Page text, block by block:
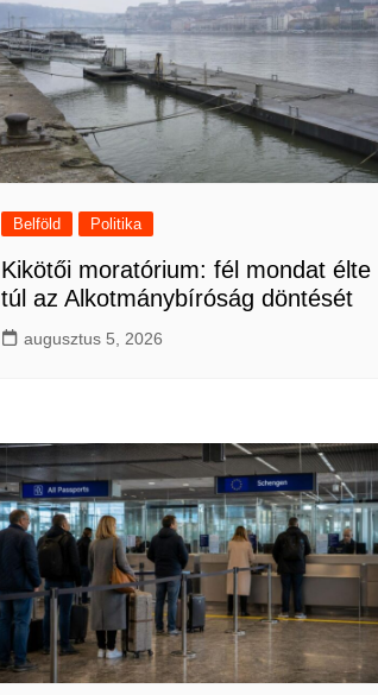
Belföld Politika
Kikötői moratórium: fél mondat élte
túl az Alkotmánybíróság döntését
augusztus 5, 2026